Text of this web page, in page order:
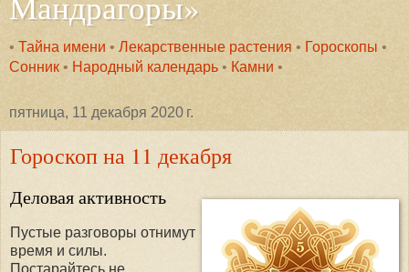
• Тайна имени • Лекарственные растения • Гороскопы •
Сонник • Народный календарь • Камни •
пятница, 11 декабря 2020 г.
Гороскоп на 11 декабря
Деловая активность
Пустые разговоры отнимут
время и силы.
Постарайтесь не